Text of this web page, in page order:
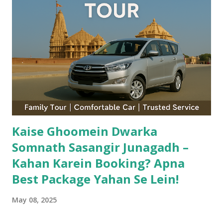
एकमात्र प्राकृतिक आवास है। जंगल सफारी के लिए दुनिया भर से पर्यटक यहाँ आते
हैं। गिर में शेरों के अलावा तेंदुए, चिंकारा, मगरमच्छ, और कई पक्षी प्रजातियां भी पाई
जाती हैं। 🦁 शेर सफारी टाइमिंग: सुबह 6:00 – 9:00 और शाम 4:00 – 6:30
🎟️ ऑनलाइन बुकिंग: girlion.in ...
Kaise Ghoomein Dwarka
Somnath Sasangir Junagadh –
Kahan Karein Booking? Apna
Best Package Yahan Se Lein!
May 08, 2025